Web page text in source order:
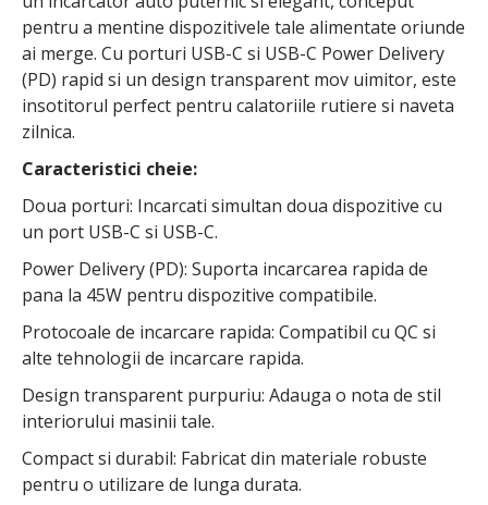
pentru a mentine dispozitivele tale alimentate oriunde
ai merge. Cu porturi USB-C si USB-C Power Delivery
(PD) rapid si un design transparent mov uimitor, este
insotitorul perfect pentru calatoriile rutiere si naveta
zilnica.
Caracteristici cheie:
Doua porturi: Incarcati simultan doua dispozitive cu
un port USB-C si USB-C.
Power Delivery (PD): Suporta incarcarea rapida de
pana la 45W pentru dispozitive compatibile.
Protocoale de incarcare rapida: Compatibil cu QC si
alte tehnologii de incarcare rapida.
Design transparent purpuriu: Adauga o nota de stil
interiorului masinii tale.
Compact si durabil: Fabricat din materiale robuste
pentru o utilizare de lunga durata.